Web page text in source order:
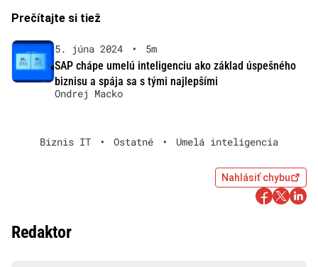
Prečítajte si tiež
5. júna 2024 •
5m
SAP chápe umelú inteligenciu ako základ úspešného
biznisu a spája sa s tými najlepšími
Ondrej Macko
Biznis IT • Ostatné • Umelá inteligencia
Nahlásiť chybu
Redaktor